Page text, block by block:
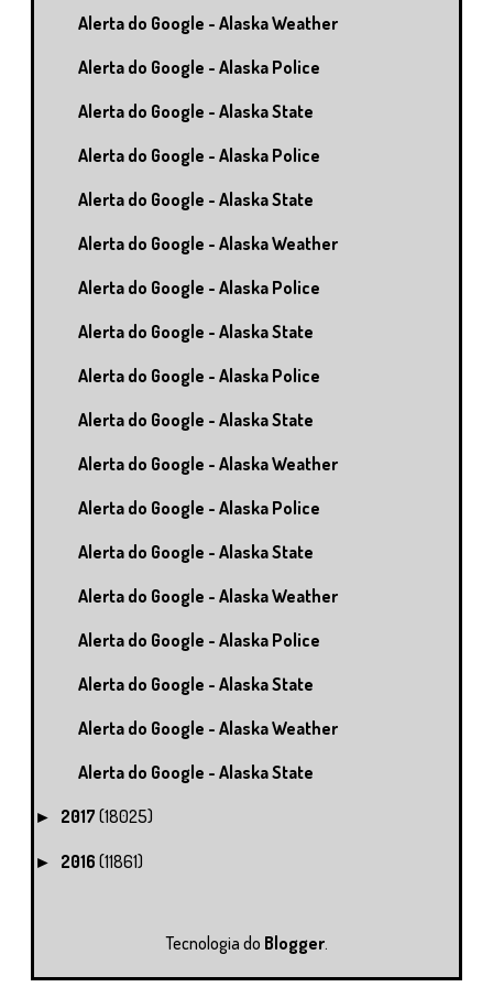
Alerta do Google - Alaska Weather
Alerta do Google - Alaska Police
Alerta do Google - Alaska State
Alerta do Google - Alaska Police
Alerta do Google - Alaska State
Alerta do Google - Alaska Weather
Alerta do Google - Alaska Police
Alerta do Google - Alaska State
Alerta do Google - Alaska Police
Alerta do Google - Alaska State
Alerta do Google - Alaska Weather
Alerta do Google - Alaska Police
Alerta do Google - Alaska State
Alerta do Google - Alaska Weather
Alerta do Google - Alaska Police
Alerta do Google - Alaska State
Alerta do Google - Alaska Weather
Alerta do Google - Alaska State
► 2017 (18025)
► 2016 (11861)
Tecnologia do Blogger.